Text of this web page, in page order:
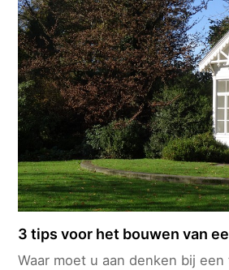
3 tips voor het bouwen van
Waar moet u aan denken bij een